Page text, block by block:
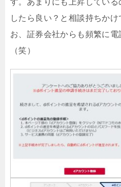
す。あまりにも上昇している
したら良い？と相談持ちか
お、証券会社からも頻繁に
（笑）